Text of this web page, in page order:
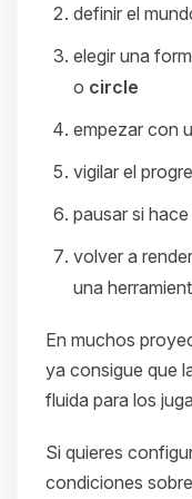
definir el
elegir una
o circle
empezar con
vigilar el
pausar si
volver a
una
En muchos
ya consigue que
fluida para los
Si quieres
condiciones